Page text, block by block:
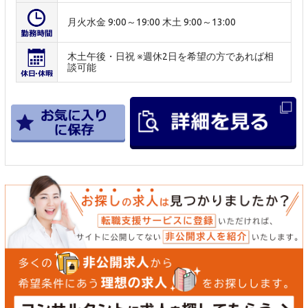
月火水金 9:00～19:00 木土 9:00～13:00
木土午後・日祝 ※週休2日を希望の方であれば相
談可能